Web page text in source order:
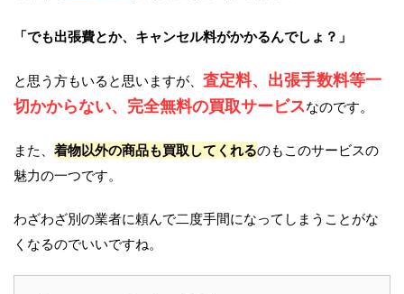
「でも出張費とか、キャンセル料がかかるんでしょ？」
と思う方もいると思いますが、 査定料、出張手数料等一
切かからない、完全無料の買取サービスなのです。
また、 着物以外の商品も買取してくれるのもこのサービスの
魅力の一つです。
わざわざ別の業者に頼んで二度手間になってしまうことがな
くなるのでいいですね。